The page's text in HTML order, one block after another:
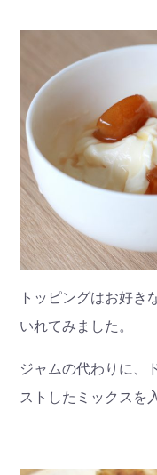
トッピングはお好き
いれてみました。
ジャムの代わりに、
ストしたミックスを